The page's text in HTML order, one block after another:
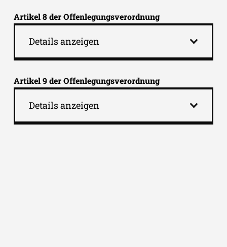
Artikel 8 der Offenlegungsverordnung
Details anzeigen
Artikel 9 der Offenlegungsverordnung
Details anzeigen